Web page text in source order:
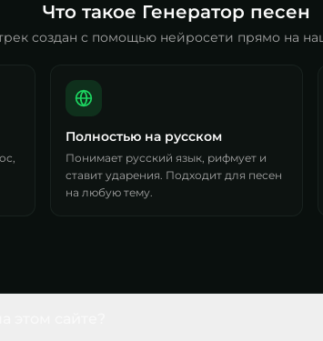
Что такое Генератор песен
создан с помощью нейросети прямо на
Полностью на русском
Понимает русский язык, рифмует и
ставит ударения. Подходит для песен
на любую тему.